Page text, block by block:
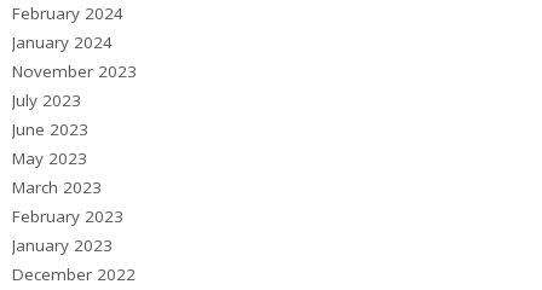
February 2024
January 2024
November 2023
July 2023
June 2023
May 2023
March 2023
February 2023
January 2023
December 2022